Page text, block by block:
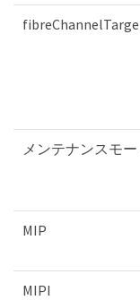
メンテナンスモー
MIP
MIPI